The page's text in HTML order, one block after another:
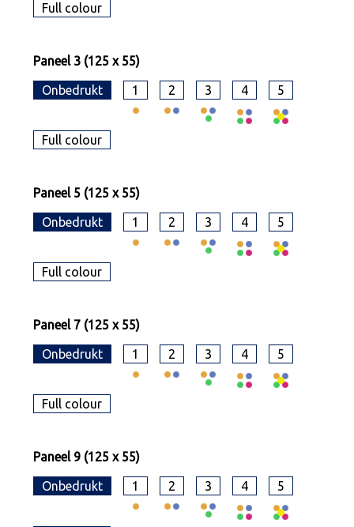
Full colour
Paneel 3 (125 x 55)
Onbedrukt 1 2 3 4 5
Full colour
Paneel 5 (125 x 55)
Onbedrukt 1 2 3 4 5
Full colour
Paneel 7 (125 x 55)
Onbedrukt 1 2 3 4 5
Full colour
Paneel 9 (125 x 55)
Onbedrukt 1 2 3 4 5